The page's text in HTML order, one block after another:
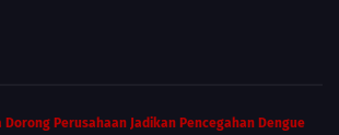
Dorong Perusahaan Jadikan Pencegahan Dengue